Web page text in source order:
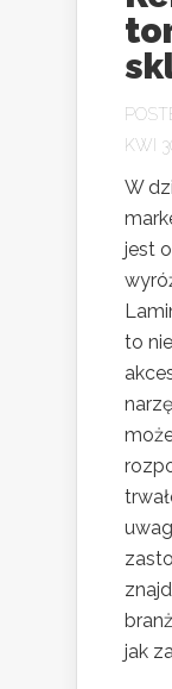
KWI
W
jest
to
jak